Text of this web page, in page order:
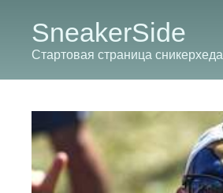
SneakerSide
Стартовая страница сникерхеда